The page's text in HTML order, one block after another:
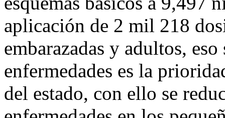
aplicación de 2 mil 218
embarazadas y adultos,
enfermedades es la
del estado, con ello se